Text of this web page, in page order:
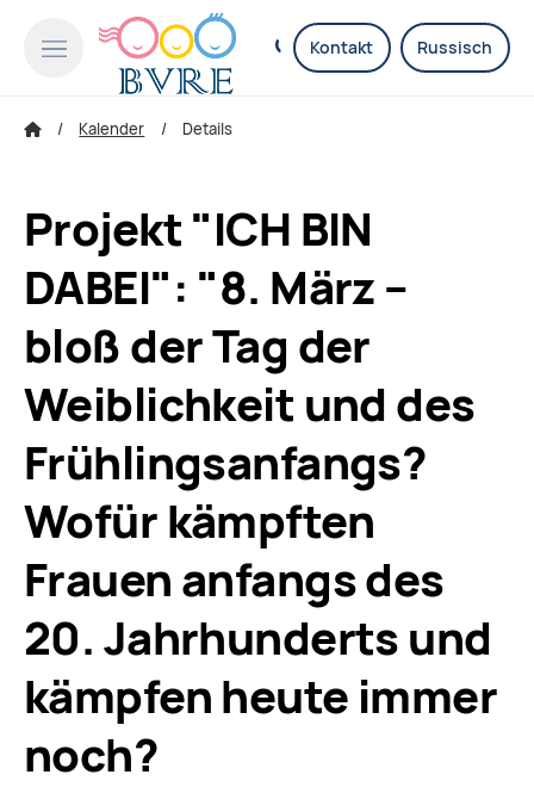
Kontakt Russisch
Kalender Details
Projekt "ICH BIN
DABEI": "8. März –
bloß der Tag der
Weiblichkeit und des
Frühlingsanfangs?
Wofür kämpften
Frauen anfangs des
20. Jahrhunderts und
kämpfen heute immer
noch?